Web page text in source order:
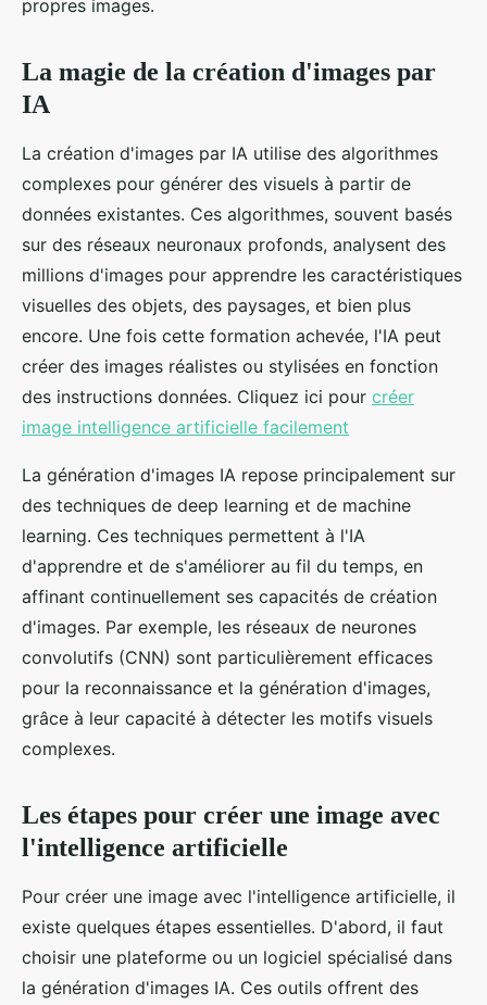
propres images.
La magie de la création d'images par
IA
La création d'images par IA utilise des algorithmes
complexes pour générer des visuels à partir de
données existantes. Ces algorithmes, souvent basés
sur des réseaux neuronaux profonds, analysent des
millions d'images pour apprendre les caractéristiques
visuelles des objets, des paysages, et bien plus
encore. Une fois cette formation achevée, l'IA peut
créer des images réalistes ou stylisées en fonction
des instructions données. Cliquez ici pour créer
image intelligence artificielle facilement
La génération d'images IA repose principalement sur
des techniques de deep learning et de machine
learning. Ces techniques permettent à l'IA
d'apprendre et de s'améliorer au fil du temps, en
affinant continuellement ses capacités de création
d'images. Par exemple, les réseaux de neurones
convolutifs (CNN) sont particulièrement efficaces
pour la reconnaissance et la génération d'images,
grâce à leur capacité à détecter les motifs visuels
complexes.
Les étapes pour créer une image avec
l'intelligence artificielle
Pour créer une image avec l'intelligence artificielle, il
existe quelques étapes essentielles. D'abord, il faut
choisir une plateforme ou un logiciel spécialisé dans
la génération d'images IA. Ces outils offrent des